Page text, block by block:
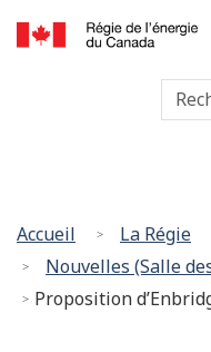
l’énergie
du
Canada
Vous
êtes
ici
Accueil
La Régie
Nouvelles (Salle
Proposition d’Enbridge non approuvée